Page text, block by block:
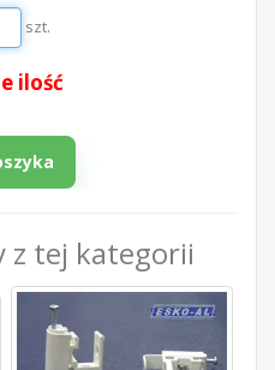
szt.
ilość
z tej kategorii